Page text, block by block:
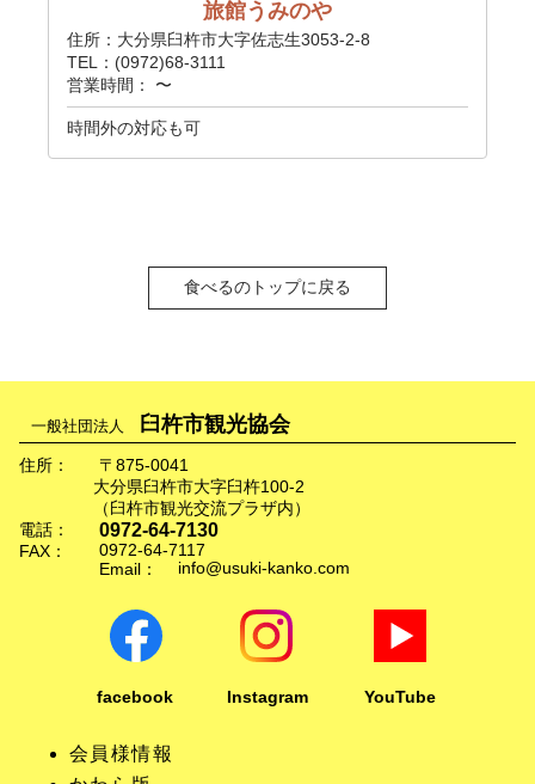
旅館うみのや
住所：大分県臼杵市大字佐志生3053-2-8
TEL：(0972)68-3111
営業時間： 〜
時間外の対応も可
食べるのトップに戻る
一般社団法人 臼杵市観光協会
住所：
〒875-0041
大分県臼杵市大字臼杵100-2
（臼杵市観光交流プラザ内）
電話：
0972-64-7130
FAX：
0972-64-7117
Email：
info@usuki-kanko.com
facebook Instagram YouTube
会員様情報